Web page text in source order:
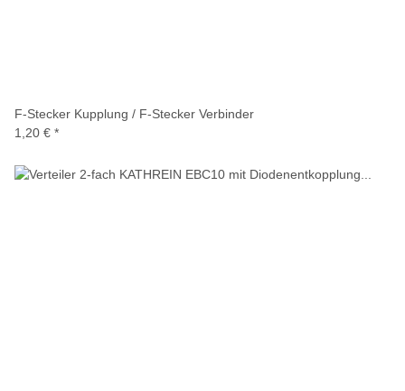
F-Stecker Kupplung / F-Stecker Verbinder
1,20 € *